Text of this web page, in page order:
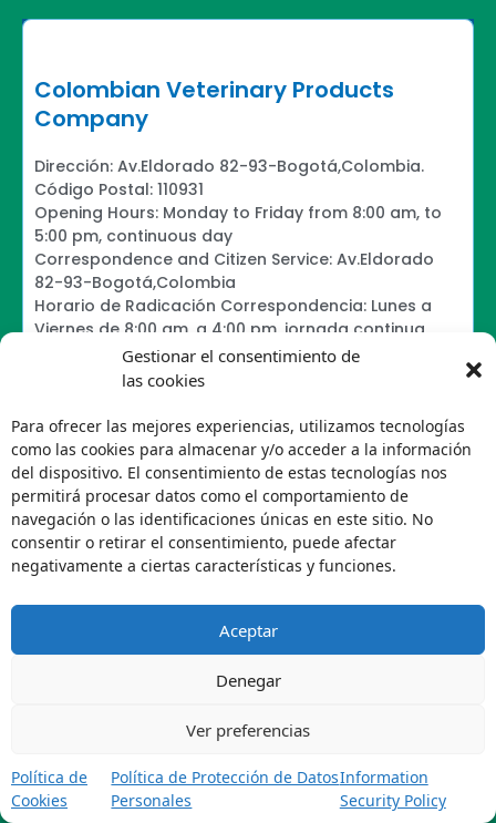
Gestionar el consentimiento de
las cookies
Para ofrecer las mejores experiencias, utilizamos tecnologías
como las cookies para almacenar y/o acceder a la información
del dispositivo. El consentimiento de estas tecnologías nos
permitirá procesar datos como el comportamiento de
navegación o las identificaciones únicas en este sitio. No
consentir o retirar el consentimiento, puede afectar
negativamente a ciertas características y funciones.
Aceptar
Denegar
Ver preferencias
Política de
Cookies
Política de Protección de Datos
Personales
Information
Security Policy
Colombian Veterinary Products
Company
Dirección: Av.Eldorado 82-93-Bogotá,Colombia.
Código Postal: 110931
Opening Hours: Monday to Friday from 8:00 am, to
5:00 pm, continuous day
Correspondence and Citizen Service: Av.Eldorado
82-93-Bogotá,Colombia
Horario de Radicación Correspondencia: Lunes a
Viernes de 8:00 am, a 4:00 pm, jornada continua
Teléfono conmutador: +57 601 425 4800
Líneas Gratuitas: Atención Veterinaria: 01 8000
Correo Institucional: info@vecol.com.co
Correo Notificaciones Judiciales:
notificaciones.judiciales@vecol.com.co
Correo de Denuncia: linea.denuncia@vecol.com.co
Formulario para presentar denuncias PTEE y
SAGRILAFT
Política de Términos y Condiciones de Uso
Política de Tratamiento de Datos Personales VECOL
Política de Derechos de Autor y Uso sobre los
Encuesta de usabilidad